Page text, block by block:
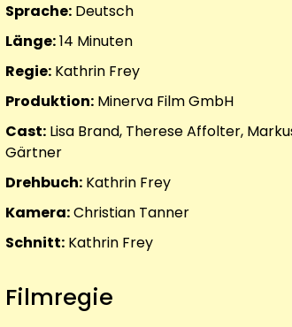
Sprache: Deutsch
Länge:14 Minuten
Regie: Kathrin Frey
Produktion: Minerva Film GmbH
Cast: Lisa Brand, Therese Affolter,
Gärtner
Drehbuch: Kathrin Frey
Kamera:Christian Tanner
Schnitt: Kathrin Frey
Filmregie